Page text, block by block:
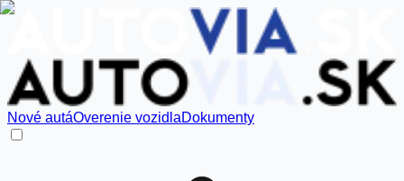
Nové autáOverenie vozidlaDokumenty